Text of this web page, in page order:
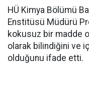
HÜ Kimya Bölümü
Enstitüsü Müdürü
kokusuz bir madde
olarak bilindiğini ve
olduğunu ifade etti.